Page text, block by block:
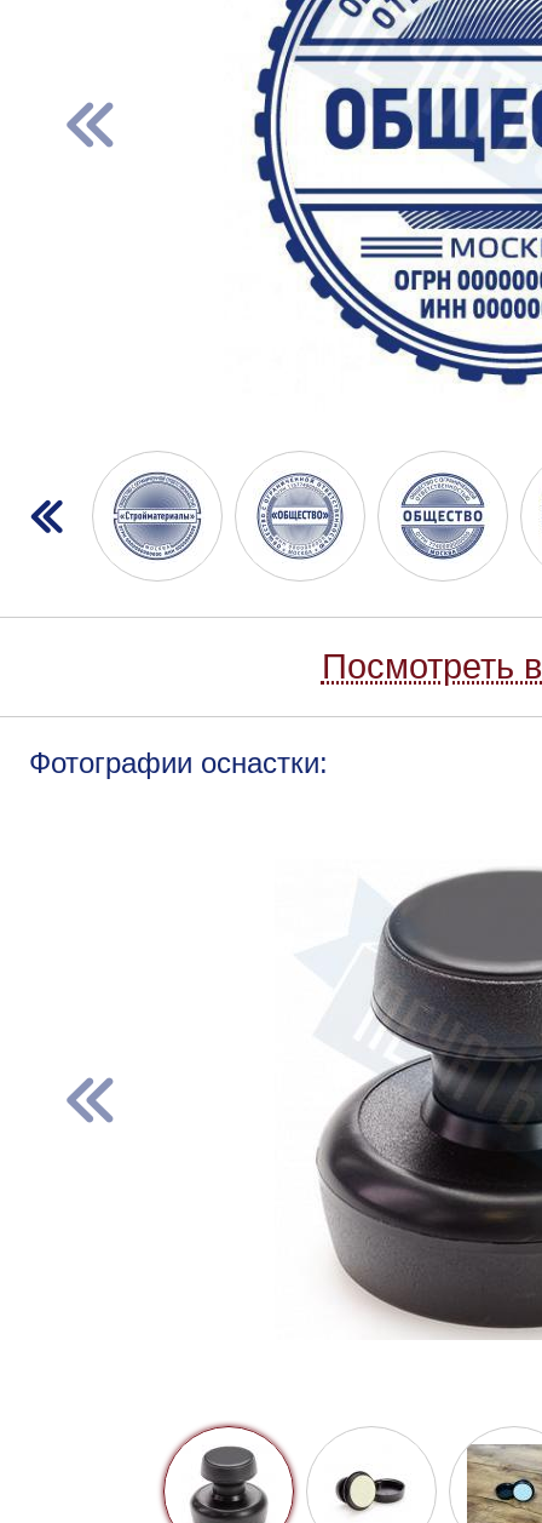
Посмотреть
Фотографии оснастки: